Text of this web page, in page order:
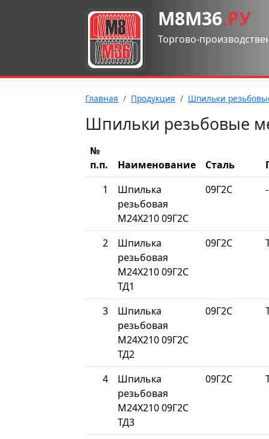
М8М36.РУ
Торгово-
Главная Продукция Шпильки
Шпильки резьбовые
№
п.п.
Наименование Сталь
1
Шпилька
резьбовая
М24Х210 09Г2С
09Г2С -
2
Шпилька
резьбовая
М24Х210 09Г2С
ТД1
09Г2С
3
Шпилька
резьбовая
М24Х210 09Г2С
ТД2
09Г2С
4
Шпилька
резьбовая
М24Х210 09Г2С
ТД3
09Г2С